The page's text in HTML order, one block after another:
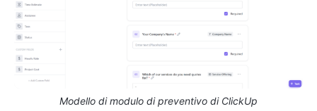
Modello di modulo di preventivo di ClickUp